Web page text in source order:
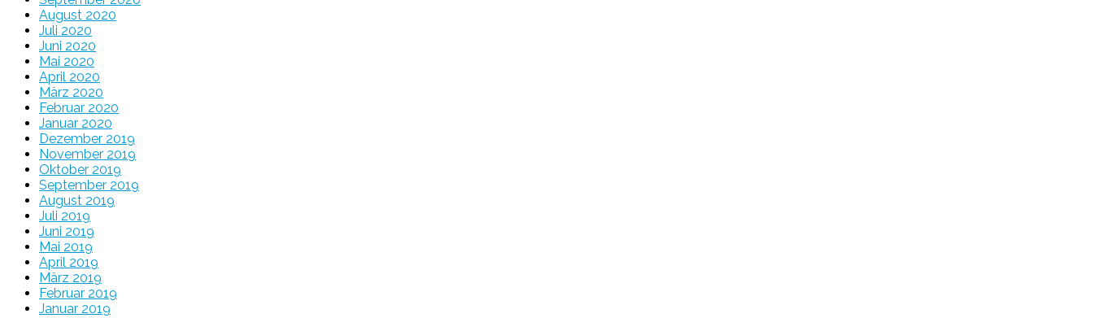
August 2020
Juli 2020
Juni 2020
Mai 2020
April 2020
März 2020
Februar 2020
Januar 2020
Dezember 2019
November 2019
Oktober 2019
September 2019
August 2019
Juli 2019
Juni 2019
Mai 2019
April 2019
März 2019
Februar 2019
Januar 2019